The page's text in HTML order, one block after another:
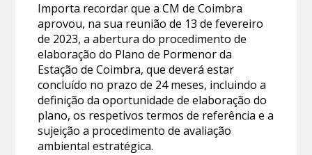
Importa recordar que a CM de Coimbra
aprovou, na sua reunião de 13 de fevereiro
de 2023, a abertura do procedimento de
elaboração do Plano de Pormenor da
Estação de Coimbra, que deverá estar
concluído no prazo de 24 meses, incluindo a
definição da oportunidade de elaboração do
plano, os respetivos termos de referência e a
sujeição a procedimento de avaliação
ambiental estratégica.